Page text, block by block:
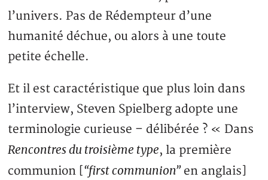
l’univers. Pas de Rédempteur d’une
humanité déchue, ou alors à une toute
petite échelle.
Et il est caractéristique que plus loin dans
l’interview, Steven Spielberg adopte une
terminologie curieuse – délibérée ? « Dans
Rencontres du troisième type, la première
communion [“first communion”en anglais]